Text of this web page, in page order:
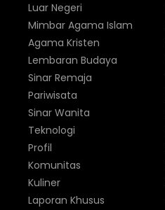
Luar Negeri
Mimbar Agama Islam
Agama Kristen
Lembaran Budaya
Sinar Remaja
Pariwisata
Sinar Wanita
Teknologi
Profil
Komunitas
Kuliner
Laporan Khusus